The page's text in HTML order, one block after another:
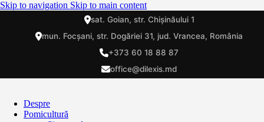
Skip to navigation Skip to main content
sat. Goian, str. Chișinăului 1
mun. Focșani, str. Dogăriei 31, jud. Vrancea, România
+373 60 18 88 87
office@dilexis.md
Despre
Pomicultură